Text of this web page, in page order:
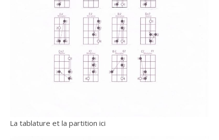
La tablature et la partition ici